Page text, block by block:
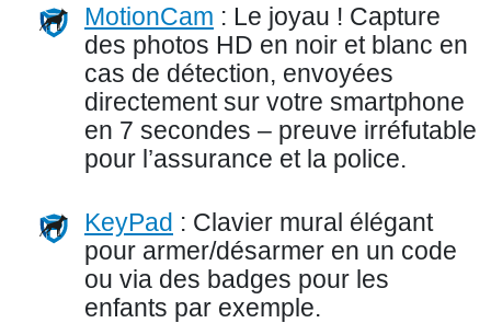
MotionCam : Le joyau ! Capture
des photos HD en noir et blanc en
cas de détection, envoyées
directement sur votre smartphone
en 7 secondes – preuve irréfutable
pour l’assurance et la police.
KeyPad : Clavier mural élégant
pour armer/désarmer en un code
ou via des badges pour les
enfants par exemple.